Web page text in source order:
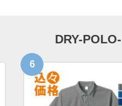
DRY-